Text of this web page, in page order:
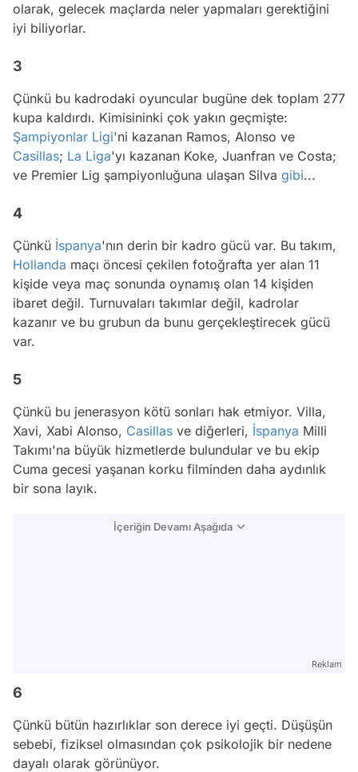
olarak, gelecek maçlarda neler yapmaları gerektiğini
iyi biliyorlar.
3
Çünkü bu kadrodaki oyuncular bugüne dek toplam 277
kupa kaldırdı. Kimisininki çok yakın geçmişte:
Şampiyonlar Ligi'ni kazanan Ramos, Alonso ve
Casillas; La Liga'yı kazanan Koke, Juanfran ve Costa;
ve Premier Lig şampiyonluğuna ulaşan Silva gibi...
4
Çünkü İspanya'nın derin bir kadro gücü var. Bu takım,
Hollanda maçı öncesi çekilen fotoğrafta yer alan 11
kişide veya maç sonunda oynamış olan 14 kişiden
ibaret değil. Turnuvaları takımlar değil, kadrolar
kazanır ve bu grubun da bunu gerçekleştirecek gücü
var.
5
Çünkü bu jenerasyon kötü sonları hak etmiyor. Villa,
Xavi, Xabi Alonso, Casillas ve diğerleri, İspanya Milli
Takımı'na büyük hizmetlerde bulundular ve bu ekip
Cuma gecesi yaşanan korku filminden daha aydınlık
bir sona layık.
İçeriğin Devamı Aşağıda
Reklam
6
Çünkü bütün hazırlıklar son derece iyi geçti. Düşüşün
sebebi, fiziksel olmasından çok psikolojik bir nedene
dayalı olarak görünüyor.